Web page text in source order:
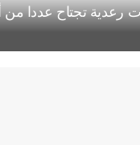
تجتاح عددا من